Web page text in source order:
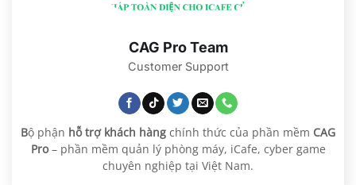
CAG Pro Team
Customer Support
Bộ phận hỗ trợ khách hàng chính thức của phần mềm CAG
Pro– phần mềm quản lý phòng máy, iCafe, cyber game
chuyên nghiệp tại Việt Nam.